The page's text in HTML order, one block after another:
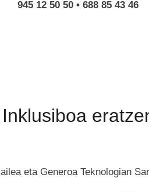
945 12 50 50 • 688 85 43 46
eta Generoa Teknologian